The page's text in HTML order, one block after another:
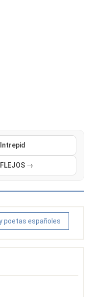
→
poetas españoles